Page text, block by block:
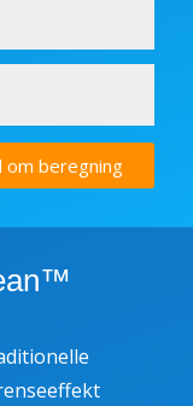
om beregning